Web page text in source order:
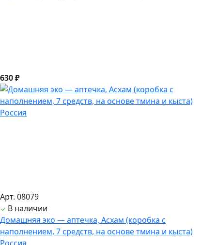
630 ₽
Арт. 08079
В наличии
Домашняя эко — аптечка, Асхам (коробка с
наполнением, 7 средств, на основе тмина и кыста)